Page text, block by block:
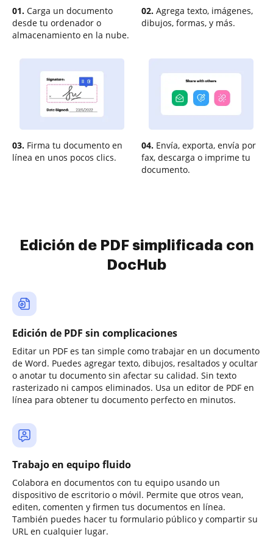
01. Carga un documento
desde tu ordenador o
almacenamiento en la nube.
02. Agrega texto, imágenes,
dibujos, formas, y más.
03. Firma tu documento en
línea en unos pocos clics.
04. Envía, exporta, envía por
fax, descarga o imprime tu
documento.
Edición de PDF simplificada con
DocHub
Edición de PDF sin complicaciones
Editar un PDF es tan simple como trabajar en un documento
de Word. Puedes agregar texto, dibujos, resaltados y ocultar
o anotar tu documento sin afectar su calidad. Sin texto
rasterizado ni campos eliminados. Usa un editor de PDF en
línea para obtener tu documento perfecto en minutos.
Trabajo en equipo fluido
Colabora en documentos con tu equipo usando un
dispositivo de escritorio o móvil. Permite que otros vean,
editen, comenten y firmen tus documentos en línea.
También puedes hacer tu formulario público y compartir su
URL en cualquier lugar.